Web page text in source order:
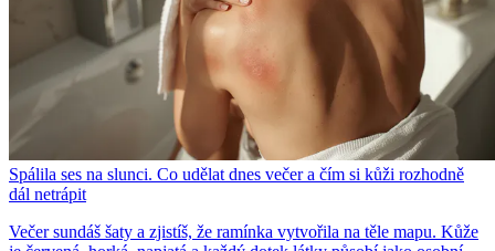
Spálila ses na slunci. Co udělat dnes večer a čím si kůži rozhodně
dál netrápit
Večer sundáš šaty a zjistíš, že ramínka vytvořila na těle mapu. Kůže